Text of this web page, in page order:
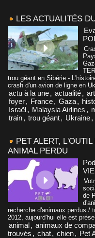
LES ACTUALITÉS
trou géant en Sibérie -
crash d'un avion de ligne en
actu à la une, actualité,
foyer, France, Gaza,
Israël, Malaysia Airlines ,
train, trou géant, Ukraine,
PET ALERT,
ANIMAL PERDU
de
recherche d'animaux perdus /
2012, aujourd'hui elle est
animal, animaux de
trouvés , chat, chien, Pet